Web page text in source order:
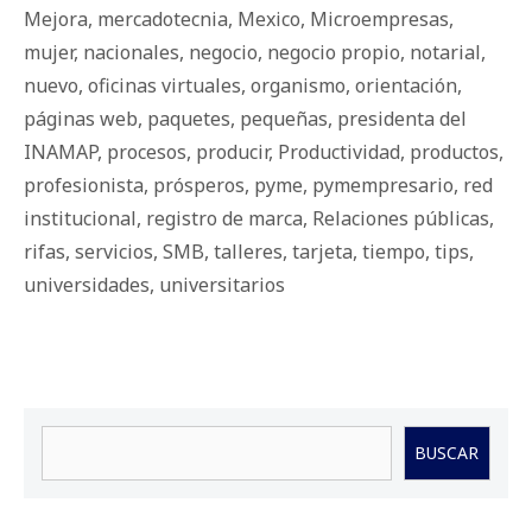
Mejora, mercadotecnia, Mexico, Microempresas,
mujer, nacionales, negocio, negocio propio, notarial,
nuevo, oficinas virtuales, organismo, orientación,
páginas web, paquetes, pequeñas, presidenta del
INAMAP, procesos, producir, Productividad, productos,
profesionista, prósperos, pyme, pymempresario, red
institucional, registro de marca, Relaciones públicas,
rifas, servicios, SMB, talleres, tarjeta, tiempo, tips,
universidades, universitarios
BUSCAR